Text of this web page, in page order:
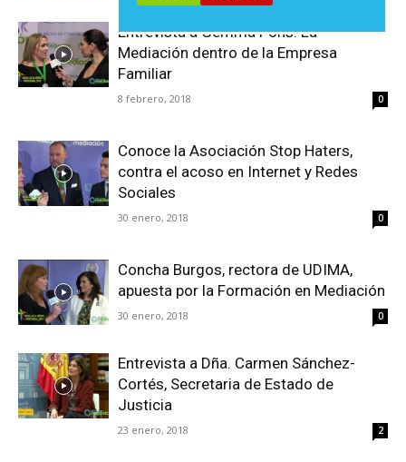
Entrevista a Gemma Pons: La
Mediación dentro de la Empresa
Familiar
8 febrero, 2018 0
Conoce la Asociación Stop Haters,
contra el acoso en Internet y Redes
Sociales
30 enero, 2018 0
Concha Burgos, rectora de UDIMA,
apuesta por la Formación en Mediación
30 enero, 2018 0
Entrevista a Dña. Carmen Sánchez-
Cortés, Secretaria de Estado de
Justicia
23 enero, 2018 2